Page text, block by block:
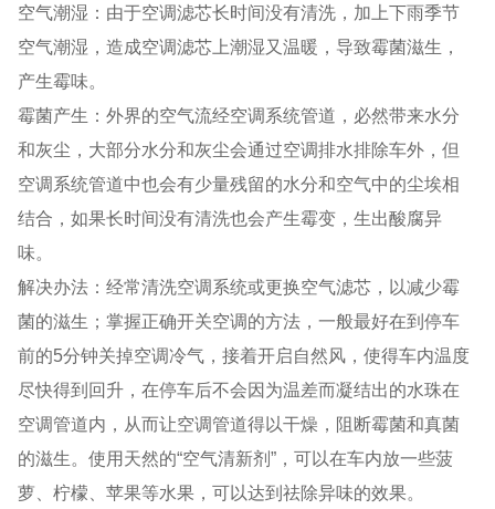
空气潮湿：由于空调滤芯长时间没有清洗，加上下雨季节
空气潮湿，造成空调滤芯上潮湿又温暖，导致霉菌滋生，
产生霉味。
霉菌产生：外界的空气流经空调系统管道，必然带来水分
和灰尘，大部分水分和灰尘会通过空调排水排除车外，但
空调系统管道中也会有少量残留的水分和空气中的尘埃相
结合，如果长时间没有清洗也会产生霉变，生出酸腐异
味。
解决办法：经常清洗空调系统或更换空气滤芯，以减少霉
菌的滋生；掌握正确开关空调的方法，一般最好在到停车
前的5分钟关掉空调冷气，接着开启自然风，使得车内温度
尽快得到回升，在停车后不会因为温差而凝结出的水珠在
空调管道内，从而让空调管道得以干燥，阻断霉菌和真菌
的滋生。使用天然的“空气清新剂”，可以在车内放一些菠
萝、柠檬、苹果等水果，可以达到祛除异味的效果。